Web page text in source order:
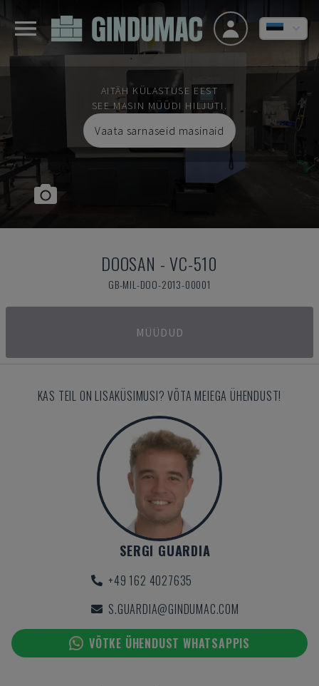
AITÄH KÜLASTUSE EEST
SEE MASIN MÜÜDI HILJUTI.
Vaata sarnaseid masinaid
DOOSAN -VC-510
GB-MIL-DOO-2013-00001
MÜÜDUD
KAS TEIL ON LISAKÜSIMUSI? VÕTA MEIEGA ÜHENDUST!
SERGI GUARDIA
+49 162 4027635
S.GUARDIA@GINDUMAC.COM
VÕTKE ÜHENDUST WHATSAPPIS